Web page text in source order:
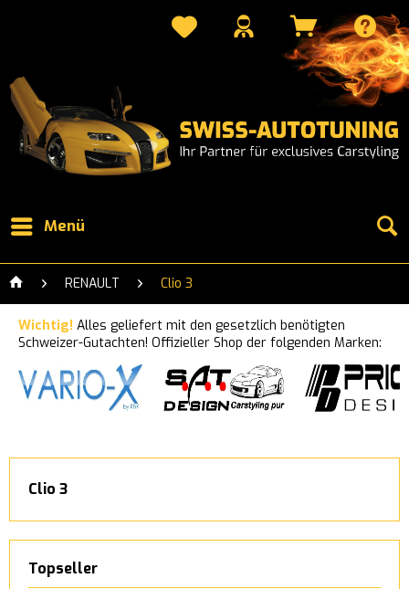
Menü
RENAULT Clio 3
Wichtig! Alles geliefert mit den gesetzlich benötigten
Schweizer-Gutachten! Offizieller Shop der folgenden Marken:
Clio 3
Topseller